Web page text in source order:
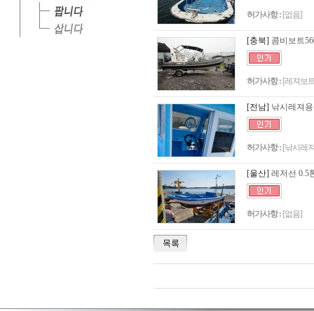
허가사항 : [없음]
[충북] 콤비보트
허가사항 : [레져보
[전남] 낚시레져
허가사항 : [낚시레
[울산] 레저선 0.5
허가사항 : [없음]